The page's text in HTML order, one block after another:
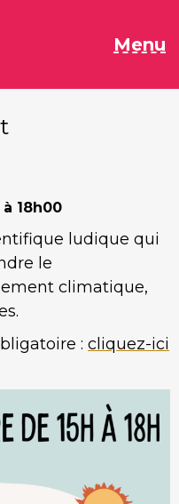
Menu
18h00
ludique qui
le
climatique,
: cliquez-ici